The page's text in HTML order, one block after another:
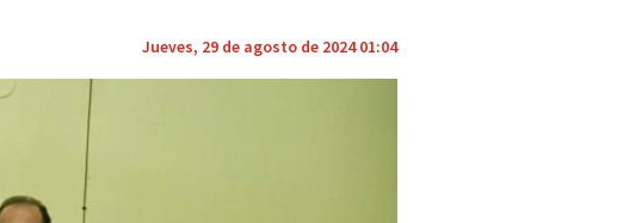
Jueves, 29 de agosto de 2024 01:04